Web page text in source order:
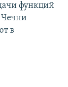
функций
Чечни
в